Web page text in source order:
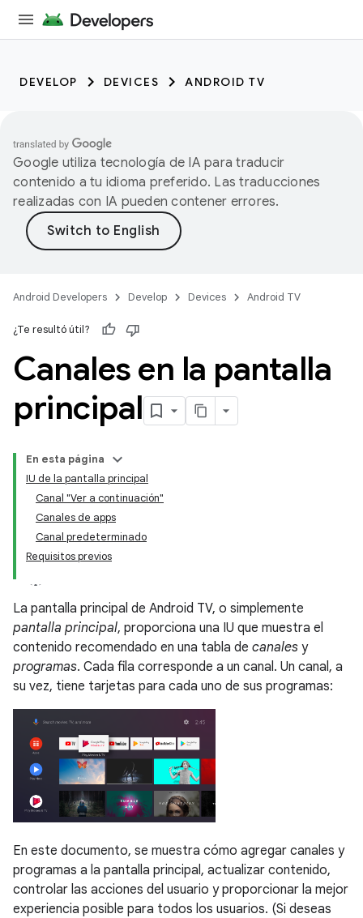
DEVELOP DEVICES ANDROID TV
Google utiliza tecnología de IA para traducir
contenido a tu idioma preferido. Las traducciones
realizadas con IA pueden contener errores.
Android Developers Develop Devices Android TV
¿Te resultó útil?
Canales en la pantalla
principal
En esta página
IU de la pantalla principal
Canal "Ver a continuación"
Canales de apps
Canal predeterminado
Requisitos previos
La pantalla principal de Android TV, o simplemente
pantalla principal, proporciona una IU que muestra el
contenido recomendado en una tabla de canales y
programas. Cada fila corresponde a un canal. Un canal, a
su vez, tiene tarjetas para cada uno de sus programas:
En este documento, se muestra cómo agregar canales y
programas a la pantalla principal, actualizar contenido,
controlar las acciones del usuario y proporcionar la mejor
experiencia posible para todos los usuarios. (Si deseas